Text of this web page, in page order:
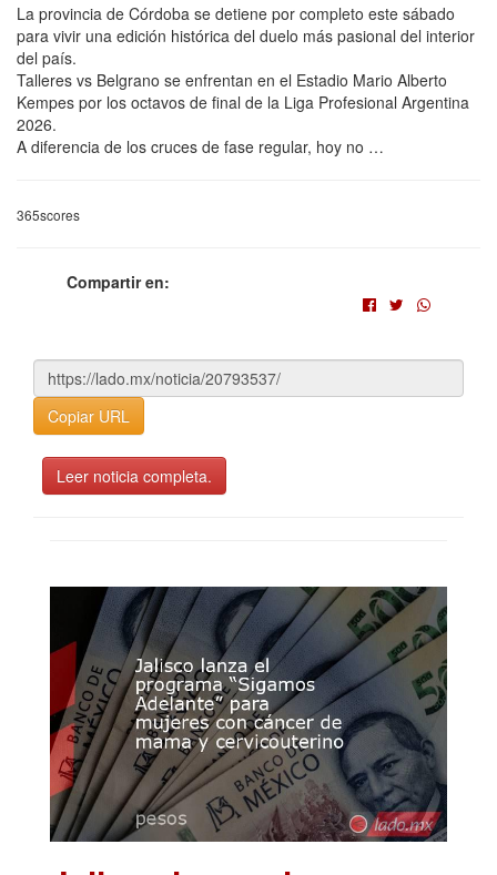
La provincia de Córdoba se detiene por completo este sábado
para vivir una edición histórica del duelo más pasional del interior
del país.
Talleres vs Belgrano se enfrentan en el Estadio Mario Alberto
Kempes por los octavos de final de la Liga Profesional Argentina
2026.
A diferencia de los cruces de fase regular, hoy no …
365scores
Compartir en:
Copiar URL
Leer noticia completa.